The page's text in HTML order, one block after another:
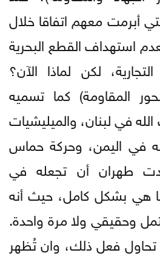
أبرمت معهم اتفاقا خلال
استهداف القطع البحرية
لكن لماذا الآن؟
المقاومة) كما تسميه
في لبنان، والميليشيات
في اليمن، وحركة حماس
طهران أن تجعله في
هي بشكل كامل، حيث أنه
وحقيقي ولا مرة واحدة.
فعل ذلك، وان تُظهر